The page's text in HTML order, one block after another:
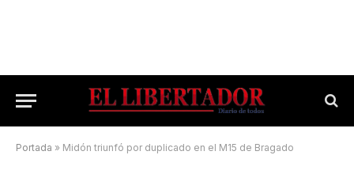
Portada » Midón triunfó por duplicado en el M15 de Bragado